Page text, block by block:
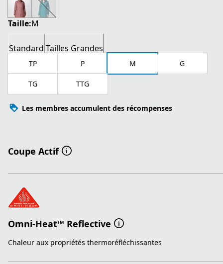
Taille:M
Standard Tailles Grandes
TP P M G
TG TTG
Les membres accumulent des récompenses
Coupe Actif
Omni-Heat™ Reflective
Chaleur aux propriétés thermoréfléchissantes